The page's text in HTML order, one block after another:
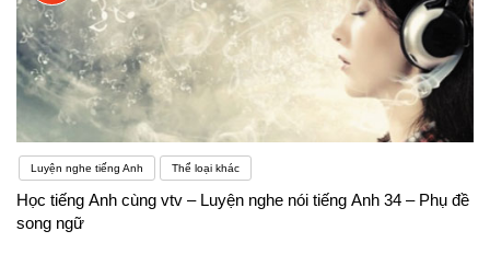
Luyện nghe tiếng Anh Thể loại khác
Học tiếng Anh cùng vtv – Luyện nghe nói tiếng Anh 34 – Phụ đề
song ngữ